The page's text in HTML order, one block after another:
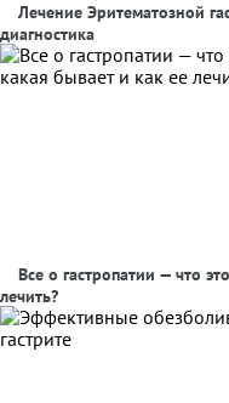
Лечение Эритематозной
диагностика
Все о гастропатии — что
лечить?